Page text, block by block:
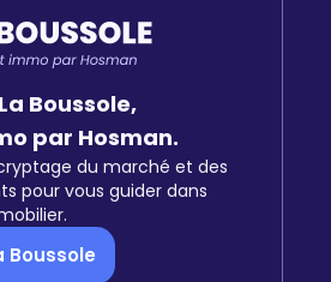
Boussole,
par Hosman.
du marché et des
pour vous guider dans
Boussole